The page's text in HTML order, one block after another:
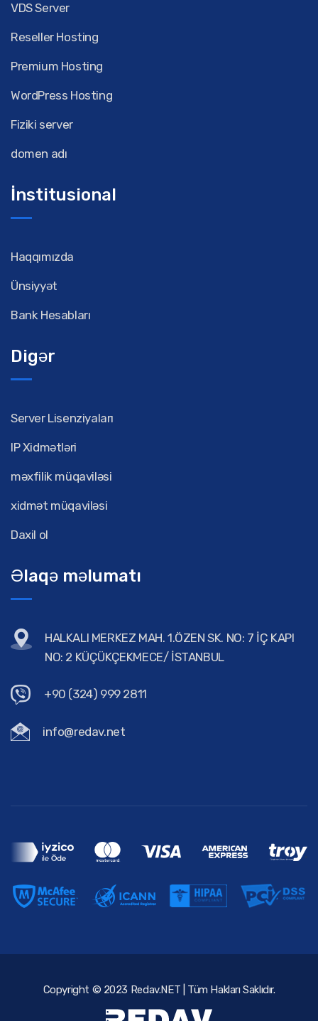
VDS Server
Reseller Hosting
Premium Hosting
WordPress Hosting
Fiziki server
domen adı
İnstitusional
Haqqımızda
Ünsiyyət
Bank Hesabları
Digər
Server Lisenziyaları
IP Xidmətləri
məxfilik müqaviləsi
xidmət müqaviləsi
Daxil ol
Əlaqə məlumatı
HALKALI MERKEZ MAH. 1.ÖZEN SK. NO: 7 İÇ KAPI
NO: 2 KÜÇÜKÇEKMECE/ İSTANBUL
+90 (324) 999 2811
info@redav.net
Copyright © 2023 Redav.NET | Tüm Hakları Saklıdır.